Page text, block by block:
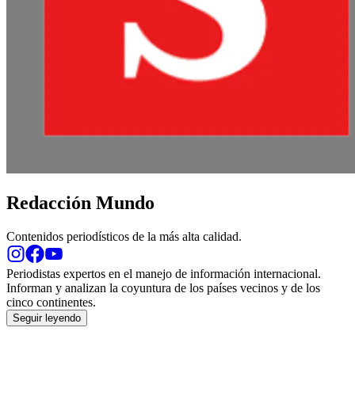
Redacción Mundo
Contenidos periodísticos de la más alta calidad.
Opens
in
new
window
Opens
new
window
new
window
Periodistas expertos en el manejo de información internacional.
Informan y analizan la coyuntura de los países vecinos y de los
cinco continentes.
Seguir leyendo